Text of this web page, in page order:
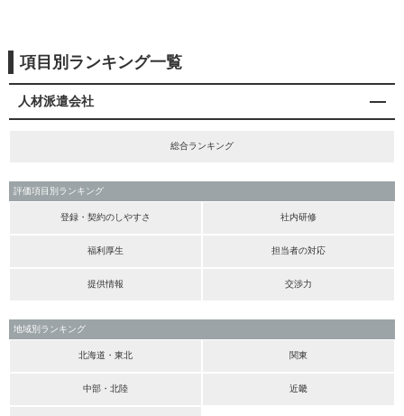
項目別ランキング一覧
人材派遣会社
総合ランキング
評価項目別ランキング
登録・契約のしやすさ 社内研修
福利厚生 担当者の対応
提供情報 交渉力
地域別ランキング
北海道・東北 関東
中部・北陸 近畿